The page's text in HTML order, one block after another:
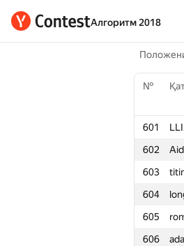
Алгоритм 2018
№
601
602
603
604
605
606